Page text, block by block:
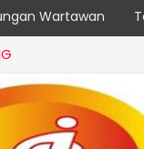
Wartawan